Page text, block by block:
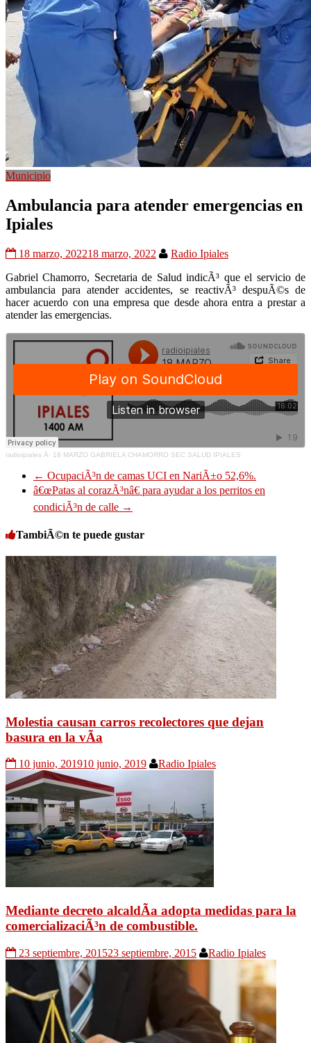
Municipio
Ambulancia para atender emergencias en
Ipiales
18 marzo, 202218 marzo, 2022
Radio Ipiales
Gabriel Chamorro, Secretaria de Salud indicÃ³ que el servicio de
ambulancia para atender accidentes, se reactivÃ³ despuÃ©s de
hacer acuerdo con una empresa que desde ahora entra a prestar a
atender las emergencias.
radioipiales Â· 18 MARZO GABRIELA CHAMORRO SEC SALUD IPIALES
← OcupaciÃ³n de camas UCI en NariÃ±o 52,6%.
â€œPatas al corazÃ³nâ€ para ayudar a los perritos en
condiciÃ³n de calle →
TambiÃ©n te puede gustar
Molestia causan carros recolectores que dejan
basura en la vÃ­a
10 junio, 201910 junio, 2019 Radio Ipiales
Mediante decreto alcaldÃ­a adopta medidas para la
comercializaciÃ³n de combustible.
23 septiembre, 201523 septiembre, 2015 Radio Ipiales